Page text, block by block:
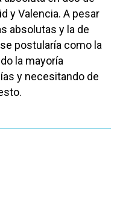
y Valencia. A pesar
absolutas y la de
postularía como la
la mayoría
y necesitando de